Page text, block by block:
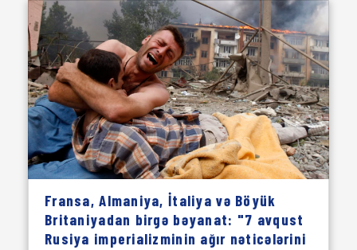
Fransa, Almaniya, İtaliya və Böyük
Britaniyadan birgə bəyanat: "7 avqust
Rusiya imperializminin ağır nəticələrini